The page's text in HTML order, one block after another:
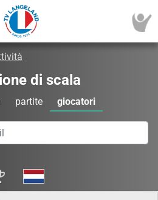
di scala
partite giocatori